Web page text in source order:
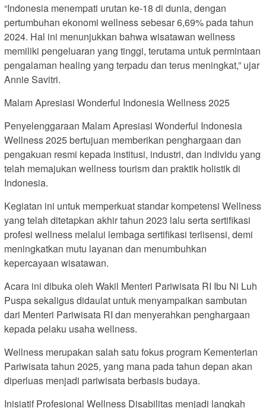
“Indonesia menempati urutan ke-18 di dunia, dengan
pertumbuhan ekonomi wellness sebesar 6,69% pada tahun
2024. Hal ini menunjukkan bahwa wisatawan wellness
memiliki pengeluaran yang tinggi, terutama untuk permintaan
pengalaman healing yang terpadu dan terus meningkat,” ujar
Annie Savitri.
Malam Apresiasi Wonderful Indonesia Wellness 2025
Penyelenggaraan Malam Apresiasi Wonderful Indonesia
Wellness 2025 bertujuan memberikan penghargaan dan
pengakuan resmi kepada institusi, industri, dan individu yang
telah memajukan wellness tourism dan praktik holistik di
Indonesia.
Kegiatan ini untuk memperkuat standar kompetensi Wellness
yang telah ditetapkan akhir tahun 2023 lalu serta sertifikasi
profesi wellness melalui lembaga sertifikasi terlisensi, demi
meningkatkan mutu layanan dan menumbuhkan
kepercayaan wisatawan.
Acara ini dibuka oleh Wakil Menteri Pariwisata RI Ibu Ni Luh
Puspa sekaligus didaulat untuk menyampaikan sambutan
dari Menteri Pariwisata RI dan menyerahkan penghargaan
kepada pelaku usaha wellness.
Wellness merupakan salah satu fokus program Kementerian
Pariwisata tahun 2025, yang mana pada tahun depan akan
diperluas menjadi pariwisata berbasis budaya.
Inisiatif Profesional Wellness Disabilitas menjadi langkah